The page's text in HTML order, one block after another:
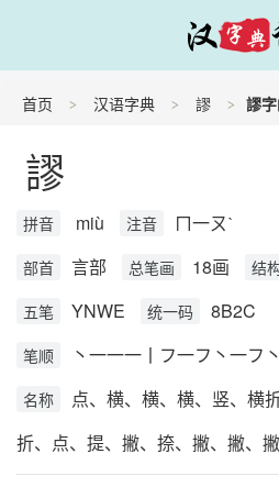
首页 汉语字典 謬 謬
謬
拼音 miù 注音 ㄇ一ㄡˋ
部首 言部 总笔画 18画 结
五笔 YNWE 统一码 8B2C
笔顺 丶一一一丨フ一フ丶一フ
名称
点、横、横、横、竖、横
折、点、提、撇、捺、撇、撇、撇